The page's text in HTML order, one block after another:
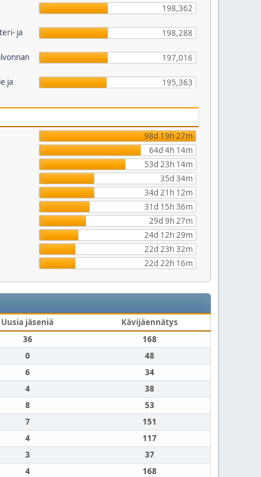
198,362
ja
198,288
197,016
ja
195,363
98d 19h 27m
64d 4h 14m
53d 23h 14m
35d 34m
34d 21h 12m
31d 15h 36m
29d 9h 27m
24d 12h 29m
22d 23h 32m
22d 22h 16m
Uusia jäseniä
Kävijäennätys
36
168
0
48
6
34
4
38
8
53
7
151
4
117
3
37
4
168